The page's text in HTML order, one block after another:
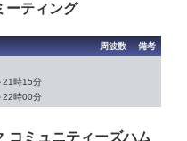
ーティング
周波数 備考
21時15分
22時00分
コミュニティーズハム